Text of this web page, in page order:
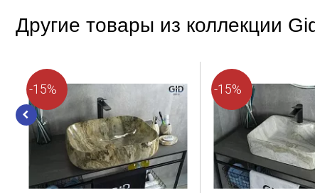
Другие товары из коллекции
-15% -15%